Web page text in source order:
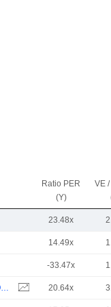
Ratio PER
(Y)
VE
23.48x
14.49x
-33.47x
CARLISLE COMPANIES INCORPORATED 20.64x